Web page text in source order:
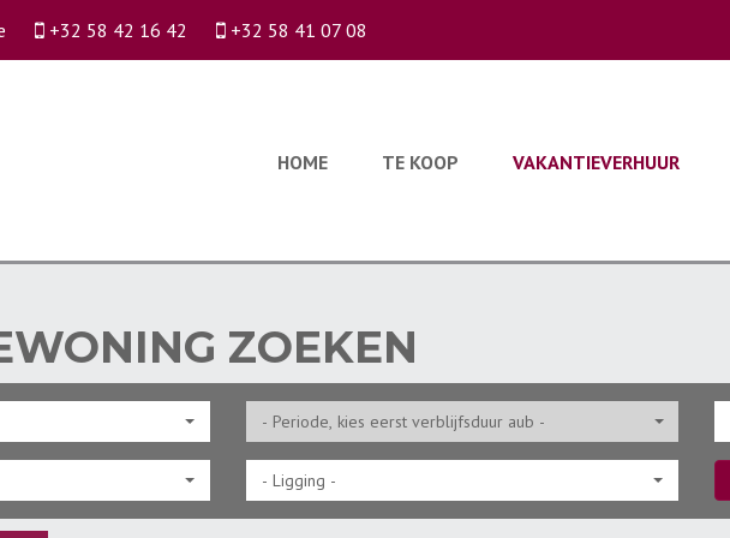
+32 58 42 16 42 +32 58 41 07 08
HOME TE KOOP VAKANTIEVERHUUR
ZOEKEN
- Ligging -